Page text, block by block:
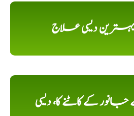
بہترین دیسی علاج
کے کاٹنے کا، دیسی